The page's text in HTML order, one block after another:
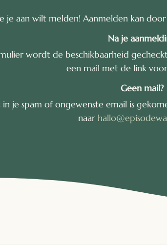
je aan wilt melden! Aanmelden kan
Na je
wordt de beschikbaarheid
een mail met de link
Geen mail?
je spam of ongewenste email is
naar